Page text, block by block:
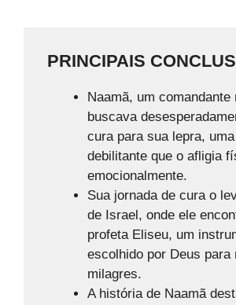
PRINCIPAIS
Naamã, um
buscava
cura para sua lepra,
debilitante que o afligia
emocionalmente.
Sua jornada de cura o
de Israel, onde ele
profeta Eliseu, um
escolhido por Deus para
milagres.
A história de Naamã